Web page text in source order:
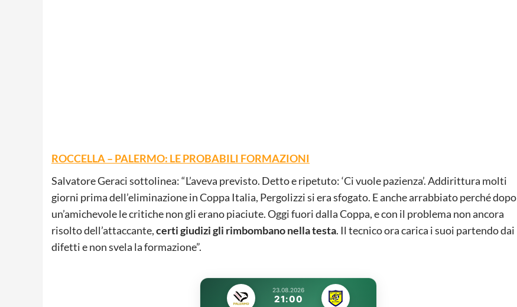
ROCCELLA – PALERMO: LE PROBABILI FORMAZIONI
Salvatore Geraci sottolinea: “L’aveva previsto. Detto e ripetuto: ‘Ci vuole pazienza’. Addirittura molti
giorni prima dell’eliminazione in Coppa Italia, Pergolizzi si era sfogato. E anche arrabbiato perché dopo
un’amichevole le critiche non gli erano piaciute. Oggi fuori dalla Coppa, e con il problema non ancora
risolto dell’attaccante,certi giudizi gli rimbombano nella testa. Il tecnico ora carica i suoi partendo dai
difetti e non svela la formazione”.
23.08.2026
21:00